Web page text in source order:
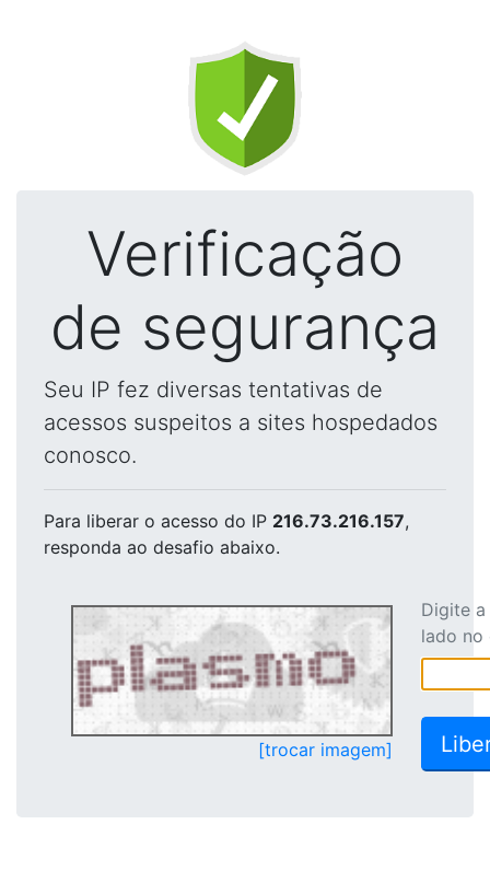
Verificação
de segurança
Seu IP fez diversas tentativas de
acessos suspeitos a sites hospedados
conosco.
Para liberar o acesso do IP 216.73.216.157,
responda ao desafio abaixo.
[trocar imagem]
Digite
lado no